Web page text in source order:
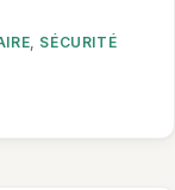
, SÉCURITÉ